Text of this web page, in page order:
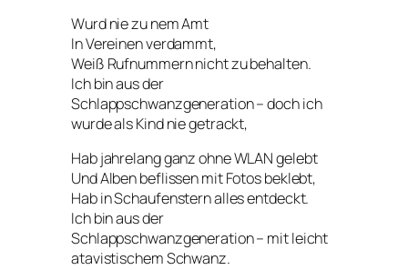
Wurd nie zu nem Amt
In Vereinen verdammt,
Weiß Rufnummern nicht zu behalten.
Ich bin aus der
Schlappschwanzgeneration – doch ich
wurde als Kind nie getrackt,
Hab jahrelang ganz ohne WLAN gelebt
Und Alben beflissen mit Fotos beklebt,
Hab in Schaufenstern alles entdeckt.
Ich bin aus der
Schlappschwanzgeneration – mit leicht
atavistischem Schwanz.